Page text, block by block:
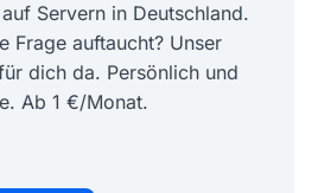
Servern in Deutschland.
Frage auftaucht? Unser
dich da. Persönlich und
Ab 1 €/Monat.